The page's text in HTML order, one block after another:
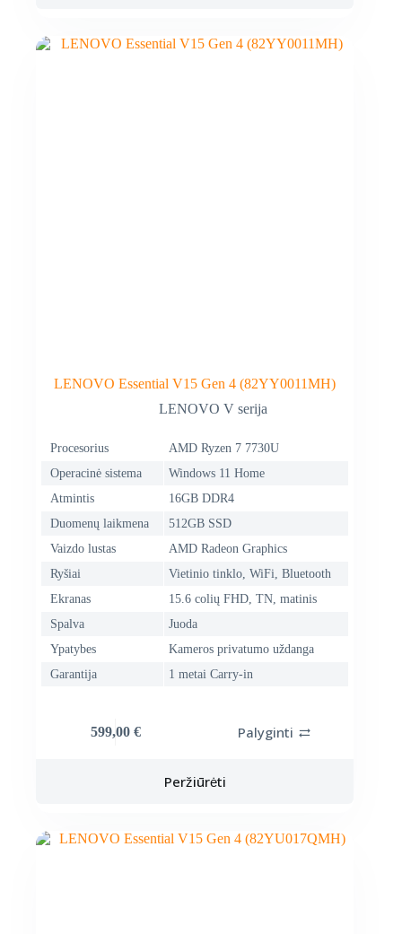
LENOVO Essential V15 Gen 4 (82YY0011MH)
LENOVO V serija
Procesorius
AMD Ryzen 7 7730U
Operacinė sistema
Windows 11 Home
Atmintis
16GB DDR4
Duomenų laikmena
512GB SSD
Vaizdo lustas
AMD Radeon Graphics
Ryšiai
Vietinio tinklo, WiFi, Bluetooth
Ekranas
15.6 colių FHD, TN, matinis
Spalva
Juoda
Ypatybes
Kameros privatumo uždanga
Garantija
1 metai Carry-in
599,00 € Palyginti
Peržiūrėti